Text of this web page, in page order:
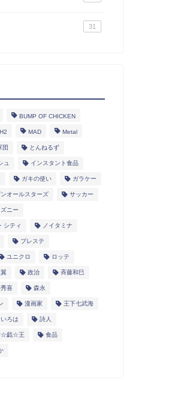
31
BUMP OF CHICKEN
H2 MAD Metal
団 とんねるず
ュ インスタント食品
ガキの使い ガラケー
オールスターズ サッカー
ニー
シティ ノイタミナ
プレステ
ユニクロ ロッテ
政治 斉藤和巳
喜 森永
漫画家 王下七武海
ろは 詩人
☆戯☆王 食品